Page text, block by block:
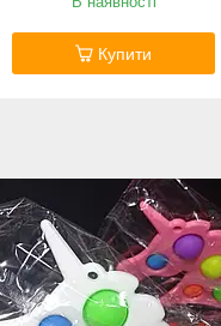
Купити